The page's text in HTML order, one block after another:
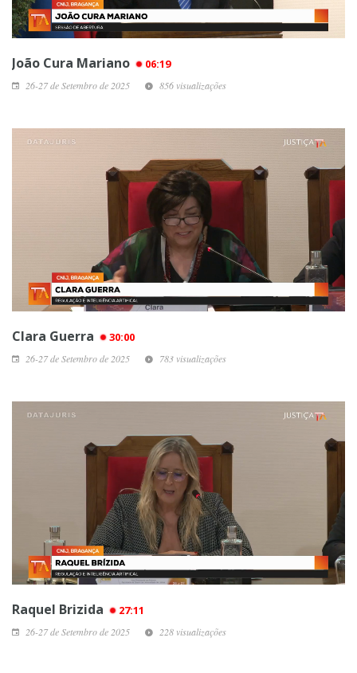
João Cura Mariano 06:19
26-27 de Setembro de 2025 856 visualizações
Clara Guerra 30:00
26-27 de Setembro de 2025 783 visualizações
Raquel Brizida 27:11
26-27 de Setembro de 2025 228 visualizações